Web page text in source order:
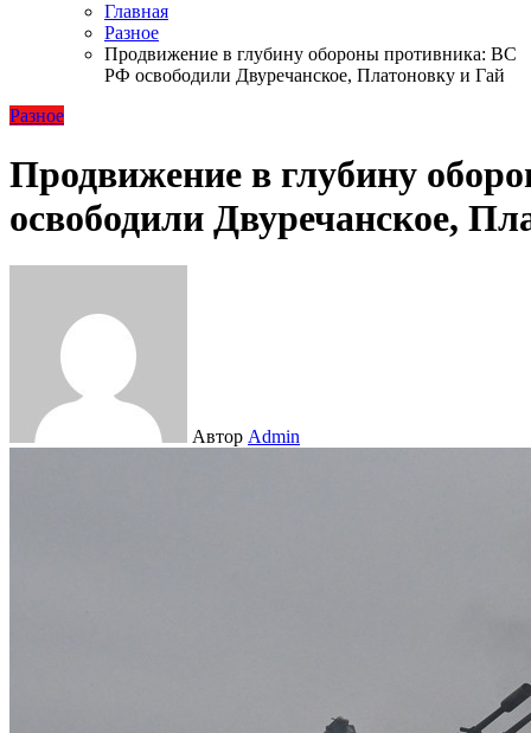
Главная
Разное
Продвижение в глубину обороны противника: ВС
РФ освободили Двуречанское, Платоновку и Гай
Разное
Продвижение в глубину
освободили Двуречанское,
Автор Admin